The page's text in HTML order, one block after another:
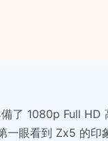
了 1080p Full HD
眼看到 Zx5 的印